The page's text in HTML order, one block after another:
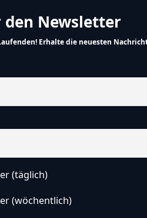
den Newsletter
Erhalte die neuesten
(täglich)
(wöchentlich)